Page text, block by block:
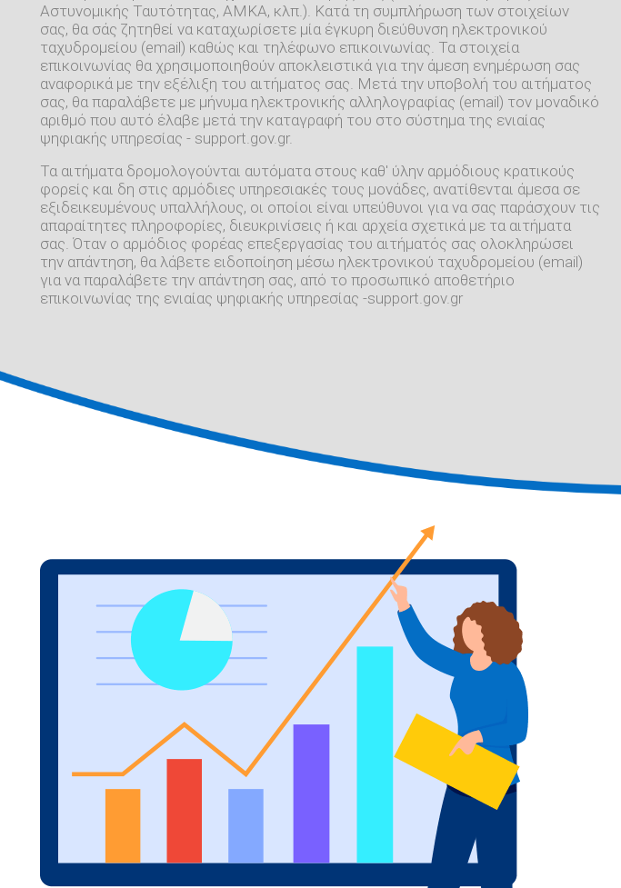
Αστυνομικής Ταυτότητας, ΑΜΚΑ, κλπ.). Κατά τη συμπλήρωση των στοιχείων
σας, θα σάς ζητηθεί να καταχωρίσετε μία έγκυρη διεύθυνση ηλεκτρονικού
ταχυδρομείου (email) καθώς και τηλέφωνο επικοινωνίας. Τα στοιχεία
επικοινωνίας θα χρησιμοποιηθούν αποκλειστικά για την άμεση ενημέρωση σας
αναφορικά με την εξέλιξη του αιτήματος σας. Μετά την υποβολή του αιτήματος
σας, θα παραλάβετε με μήνυμα ηλεκτρονικής αλληλογραφίας (email) τον μοναδικό
αριθμό που αυτό έλαβε μετά την καταγραφή του στο σύστημα της ενιαίας
ψηφιακής υπηρεσίας - support.gov.gr.
Τα αιτήματα δρομολογούνται αυτόματα στους καθ' ύλην αρμόδιους κρατικούς
φορείς και δη στις αρμόδιες υπηρεσιακές τους μονάδες, ανατίθενται άμεσα σε
εξιδεικευμένους υπαλλήλους, οι οποίοι είναι υπεύθυνοι για να σας παράσχουν τις
απαραίτητες πληροφορίες, διευκρινίσεις ή και αρχεία σχετικά με τα αιτήματα
σας. Όταν ο αρμόδιος φορέας επεξεργασίας του αιτήματός σας ολοκληρώσει
την απάντηση, θα λάβετε ειδοποίηση μέσω ηλεκτρονικού ταχυδρομείου (email)
για να παραλάβετε την απάντηση σας, από το προσωπικό αποθετήριο
επικοινωνίας της ενιαίας ψηφιακής υπηρεσίας -support.gov.gr